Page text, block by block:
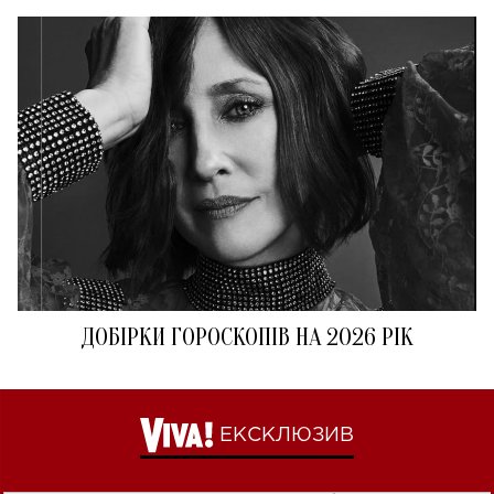
ДОБІРКИ ГОРОСКОПІВ НА 2026 РІК
ЕКСКЛЮЗИВ